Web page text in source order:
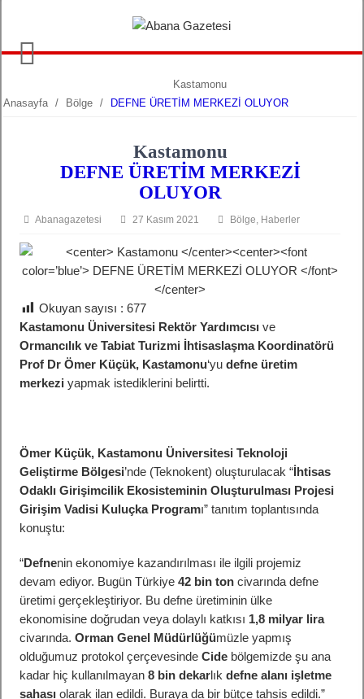
Anasayfa / Bölge /
Kastamonu
DEFNE ÜRETİM MERKEZİ OLUYOR
Kastamonu
DEFNE ÜRETİM MERKEZİ
OLUYOR
Abanagazetesi 27 Kasım 2021 Bölge, Haberler
Okuyan sayısı :677
Kastamonu Üniversitesi Rektör Yardımcısıve
Ormancılık ve Tabiat Turizmi İhtisaslaşma Koordinatörü
Prof Dr Ömer Küçük, Kastamonu‘yudefne üretim
merkezi yapmak istediklerini belirtti.
Ömer Küçük, Kastamonu Üniversitesi Teknoloji
Geliştirme Bölgesi’nde (Teknokent) oluşturulacak “İhtisas
Odaklı Girişimcilik Ekosisteminin Oluşturulması Projesi
Girişim Vadisi Kuluçka Programı” tanıtım toplantısında
konuştu:
“Defnenin ekonomiye kazandırılması ile ilgili projemiz
devam ediyor. Bugün Türkiye42 bin ton civarında defne
üretimi gerçekleştiriyor. Bu defne üretiminin ülke
ekonomisine doğrudan veya dolaylı katkısı 1,8 milyar lira
civarında.Orman Genel Müdürlüğümüzle yapmış
olduğumuz protokol çerçevesindeCide bölgemizde şu ana
kadar hiç kullanılmayan8 bin dekarlıkdefne alanı işletme
sahasıolarak ilan edildi. Buraya da bir bütçe tahsis edildi.”